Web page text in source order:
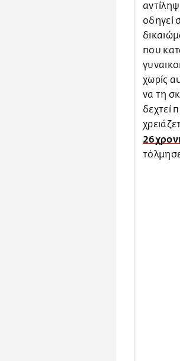
οδηγεί
που
χωρίς
να τη
δεχτεί